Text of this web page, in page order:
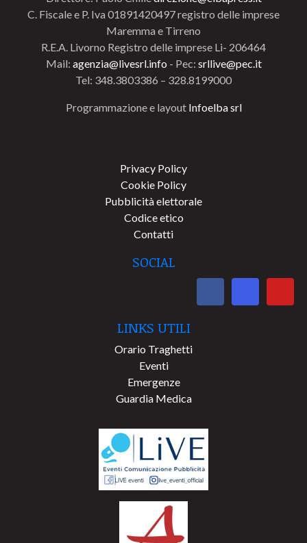
C. Fiscale e P. Iva 01891420497 registro delle imprese
Maremma e Tirreno
R.E.A. Livorno Registro delle imprese Li- 206464
Mail: agenzia@livesrl.info - Pec: srllive@pec.it
Tel: 348.3803386 – 328.8199000
Programmazione e layout Infoelba srl
Privacy Policy
Cookie Policy
Pubblicità elettorale
Codice etico
Contatti
SOCIAL
LINKS UTILI
Orario Traghetti
Eventi
Emergenze
Guardia Medica